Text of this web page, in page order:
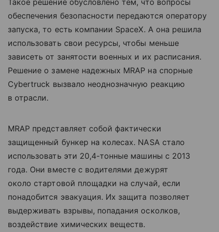
Такое решение обусловлено тем, что вопросы
обеспечения безопасности передаются оператору
запуска, то есть компании SpaceX. А она решила
использовать свои ресурсы, чтобы меньше
зависеть от занятости военных и их расписания.
Решение о замене надежных MRAP на спорные
Cybertruck вызвало неоднозначную реакцию
в отрасли.
MRAP представляет собой фактически
защищенный бункер на колесах. NASA стало
использовать эти 20,4-тонные машины с 2013
года. Они вместе с водителями дежурят
около стартовой площадки на случай, если
понадобится эвакуация. Их защита позволяет
выдерживать взрывы, попадания осколков,
воздействие химических веществ.